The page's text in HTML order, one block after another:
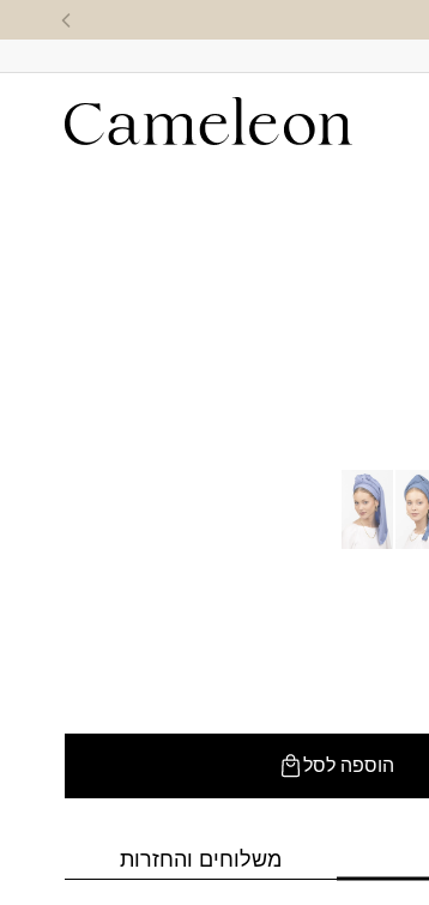
הוספה לסל
משלוחים והחזרות